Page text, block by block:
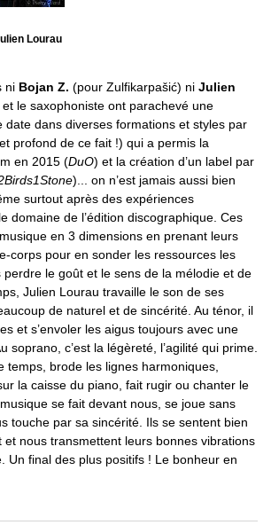
Lourau
ni Bojan Z. (pour Zulfikarpašić) ni Julien
et le saxophoniste ont parachevé une
date dans diverses formations et styles par
profond de ce fait !) qui a permis la
en 2015 (DuO) et la création d’un label par
)... on n’est jamais aussi bien
surtout après des expériences
domaine de l’édition discographique. Ces
en 3 dimensions en prenant leurs
corps pour en sonder les ressources les
perdre le goût et le sens de la mélodie et de
Julien Lourau travaille le son de ses
de naturel et de sincérité. Au ténor, il
et s’envoler les aigus toujours avec une
soprano, c’est la légèreté, l’agilité qui prime.
temps, brode les lignes harmoniques,
la caisse du piano, fait rugir ou chanter le
se fait devant nous, se joue sans
touche par sa sincérité. Ils se sentent bien
et nous transmettent leurs bonnes vibrations
Un final des plus positifs ! Le bonheur en